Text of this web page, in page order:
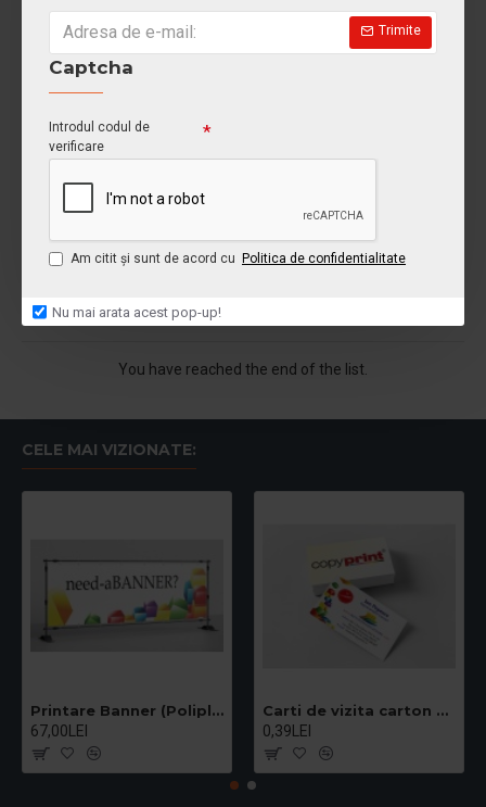
Trimite
Captcha
Introdul codul de
verificare
Am citit şi sunt de acord cu Politica de confidentialitate
Nu mai arata acest pop-up!
print-a3-color
2,20LEI
You have reached the end of the list.
CELE MAI VIZIONATE:
Printare Banner (Poliplan) - pret/mp
67,00LEI
Carti de vizita carton standard 300g
0,39LEI